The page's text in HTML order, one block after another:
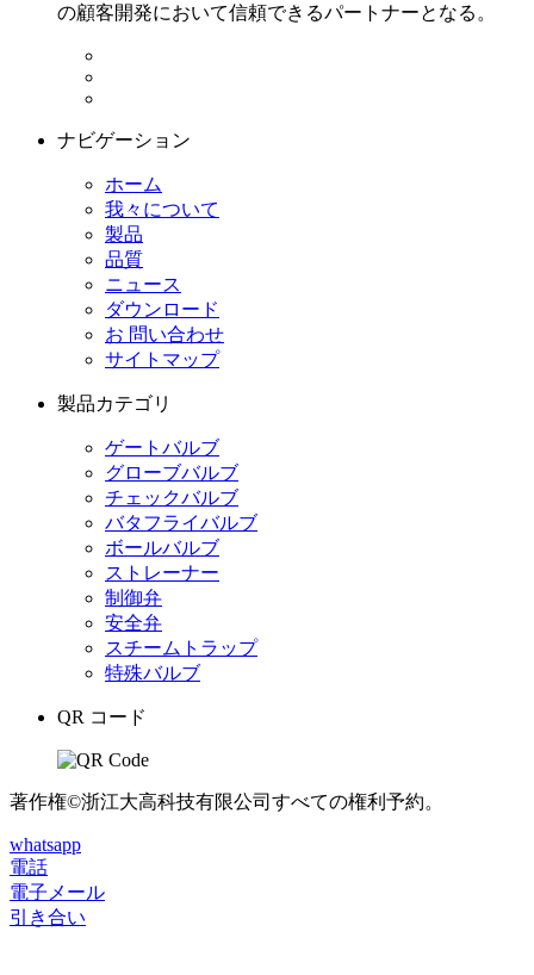
の顧客開発において信頼できるパートナーとなる。
ナビゲーション
ホーム
我々について
製品
品質
ニュース
ダウンロード
お 問い合わせ
サイトマップ
製品カテゴリ
ゲートバルブ
グローブバルブ
チェックバルブ
バタフライバルブ
ボールバルブ
ストレーナー
制御弁
安全弁
スチームトラップ
特殊バルブ
QR コード
著作権©浙江大高科技有限公司すべての権利予約。
whatsapp
電話
電子メール
引き合い